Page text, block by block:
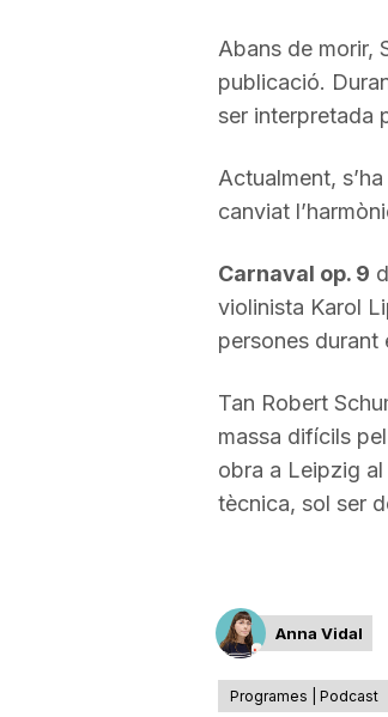
Abans de morir,
publicació.
ser interpretada
Actualment,
canviat
Carnaval op. 9
violinista Karol
persones durant
Tan Robert
massa difícils
obra a Leipzig
tècnica, sol ser
Anna Vidal
Programes | Podcast